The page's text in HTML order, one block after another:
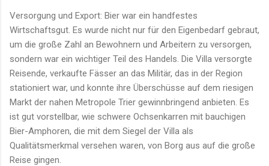
Versorgung und Export: Bier war ein handfestes
Wirtschaftsgut. Es wurde nicht nur für den Eigenbedarf gebraut,
um die große Zahl an Bewohnern und Arbeitern zu versorgen,
sondern war ein wichtiger Teil des Handels. Die Villa versorgte
Reisende, verkaufte Fässer an das Militär, das in der Region
stationiert war, und konnte ihre Überschüsse auf dem riesigen
Markt der nahen Metropole Trier gewinnbringend anbieten. Es
ist gut vorstellbar, wie schwere Ochsenkarren mit bauchigen
Bier-Amphoren, die mit dem Siegel der Villa als
Qualitätsmerkmal versehen waren, von Borg aus auf die große
Reise gingen.